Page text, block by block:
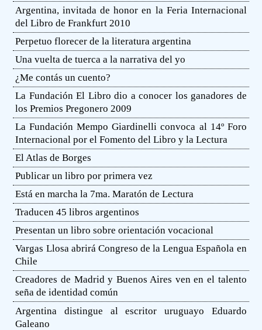
Argentina, invitada de honor en la Feria Internacional
del Libro de Frankfurt 2010
Perpetuo florecer de la literatura argentina
Una vuelta de tuerca a la narrativa del yo
¿Me contás un cuento?
La Fundación El Libro dio a conocer los ganadores de
los Premios Pregonero 2009
La Fundación Mempo Giardinelli convoca al 14º Foro
Internacional por el Fomento del Libro y la Lectura
El Atlas de Borges
Publicar un libro por primera vez
Está en marcha la 7ma. Maratón de Lectura
Traducen 45 libros argentinos
Presentan un libro sobre orientación vocacional
Vargas Llosa abrirá Congreso de la Lengua Española en
Chile
Creadores de Madrid y Buenos Aires ven en el talento
seña de identidad común
Argentina distingue al escritor uruguayo Eduardo
Galeano